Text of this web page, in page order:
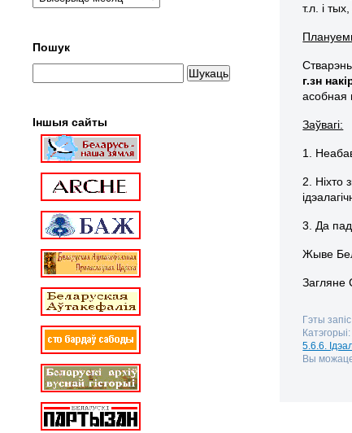
т.л. і
г.зн
асобная
Заўвагі:
1.
2. Ніхто
3. Да
Жыве
Загляне
Гэты
Катэгорыі:
5.6.6.
Вы можаце
Пошук
Іншыя сайты